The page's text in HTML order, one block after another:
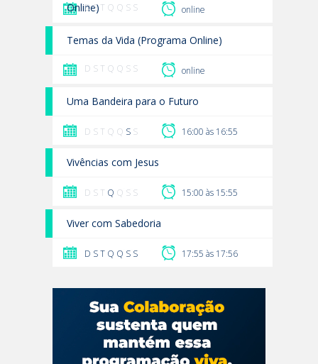
Online)D S T Q Q S S online
Temas da Vida (Programa Online)
D S T Q Q S S online
Uma Bandeira para o Futuro
D S T Q Q S S 16:00 às 16:55
Vivências com Jesus
D S T Q Q S S 15:00 às 15:55
Viver com Sabedoria
D ST Q Q S S 17:55 às 17:56